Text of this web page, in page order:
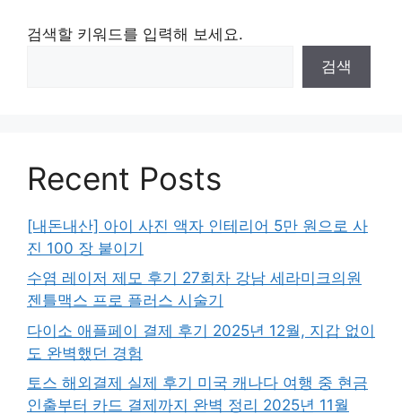
검색할 키워드를 입력해 보세요.
검색
Recent Posts
[내돈내산] 아이 사진 액자 인테리어 5만 원으로 사
진 100 장 붙이기
수염 레이저 제모 후기 27회차 강남 세라미크의원
젠틀맥스 프로 플러스 시술기
다이소 애플페이 결제 후기 2025년 12월, 지갑 없이
도 완벽했던 경험
토스 해외결제 실제 후기 미국 캐나다 여행 중 현금
인출부터 카드 결제까지 완벽 정리 2025년 11월